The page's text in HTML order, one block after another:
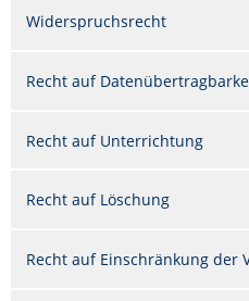
Widerspruchsrecht
Recht auf
Recht auf Unterrichtung
Recht auf Löschung
Recht auf Einschränkung der